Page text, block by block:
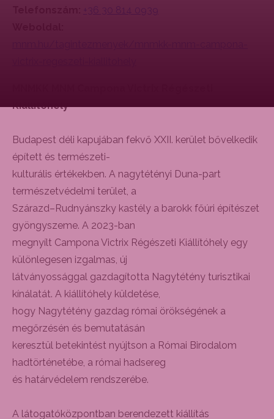
+36 30 814 0939
Kiállítóhely
Budapest déli kapujában fekvő XXII. kerület bővelkedik
épített és természeti-
kulturális értékekben. A nagytétényi Duna-part
természetvédelmi terület, a
Szárazd–Rudnyánszky kastély a barokk főúri építészet
gyöngyszeme. A 2023-ban
megnyílt Campona Victrix Régészeti Kiállítóhely egy
különlegesen izgalmas, új
látványossággal gazdagította Nagytétény turisztikai
kínálatát. A kiállítóhely küldetése,
hogy Nagytétény gazdag római örökségének a
megőrzésén és bemutatásán
keresztül betekintést nyújtson a Római Birodalom
hadtörténetébe, a római hadsereg
és határvédelem rendszerébe.
A látogatóközpontban berendezett kiállítás